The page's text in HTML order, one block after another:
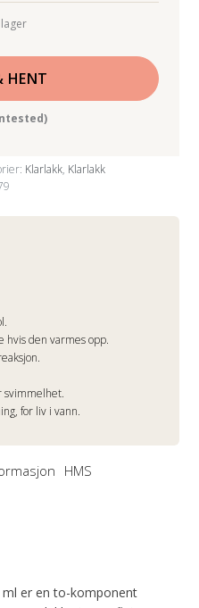
HENT
Klarlakk, Klarlakk
hvis den varmes opp.
svimmelhet.
for liv i vann.
HMS
ml er en to-komponent